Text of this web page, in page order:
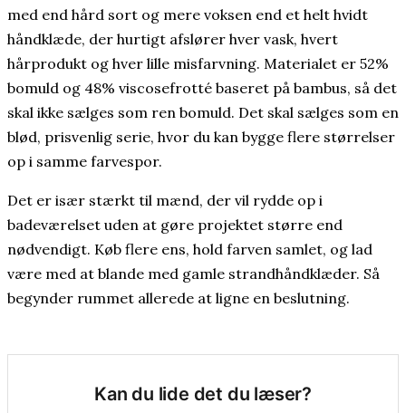
med end hård sort og mere voksen end et helt hvidt
håndklæde, der hurtigt afslører hver vask, hvert
hårprodukt og hver lille misfarvning. Materialet er 52%
bomuld og 48% viscosefrotté baseret på bambus, så det
skal ikke sælges som ren bomuld. Det skal sælges som en
blød, prisvenlig serie, hvor du kan bygge flere størrelser
op i samme farvespor.
Det er især stærkt til mænd, der vil rydde op i
badeværelset uden at gøre projektet større end
nødvendigt. Køb flere ens, hold farven samlet, og lad
være med at blande med gamle strandhåndklæder. Så
begynder rummet allerede at ligne en beslutning.
Kan du lide det du læser?